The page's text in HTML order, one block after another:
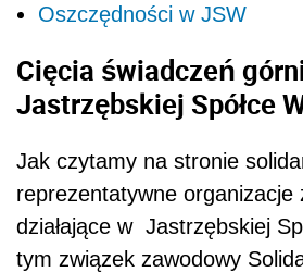
Oszczędności w JSW
Cięcia świadczeń
Jastrzębskiej Spółce
Jak czytamy na stronie
reprezentatywne organizacje
działające w Jastrzębskiej
tym związek zawodowy